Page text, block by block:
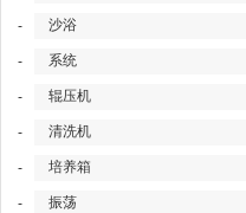
- 沙浴
- 系统
- 辊压机
- 清洗机
- 培养箱
- 振荡